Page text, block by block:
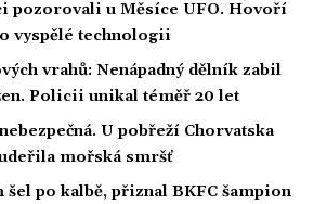
pozorovali u Měsíce UFO. Hovoří
o vyspělé technologii
vrahů: Nenápadný dělník zabil
Policii unikal téměř 20 let
U pobřeží Chorvatska
mořská smršť
šel po kalbě, přiznal BKFC šampion